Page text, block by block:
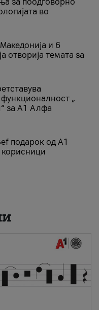
во
и 6
отворија темата за
„
за А1 Алфа
подарок од А1
корисници